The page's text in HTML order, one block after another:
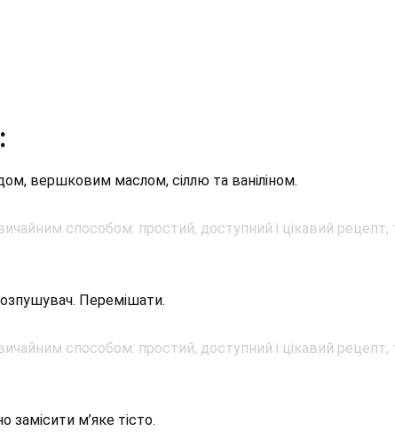
вершковим маслом, сіллю та ваніліном.
Перемішати.
м’яке тісто.